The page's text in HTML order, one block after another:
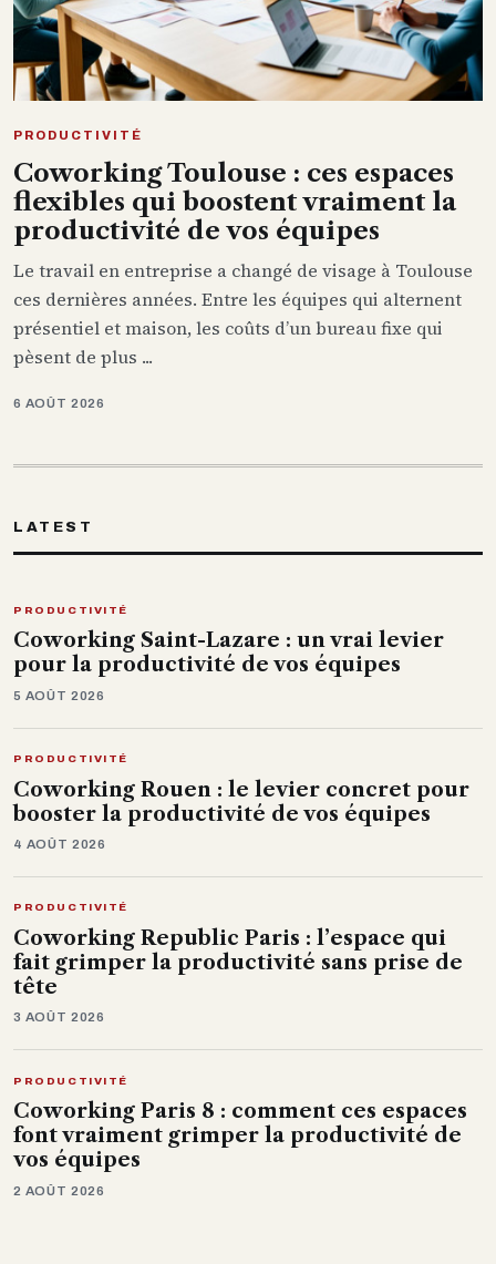
PRODUCTIVITÉ
Coworking Toulouse : ces espaces
flexibles qui boostent vraiment la
productivité de vos équipes
Le travail en entreprise a changé de visage à Toulouse
ces dernières années. Entre les équipes qui alternent
présentiel et maison, les coûts d’un bureau fixe qui
pèsent de plus ...
6 AOÛT 2026
LATEST
PRODUCTIVITÉ
Coworking Saint-Lazare : un vrai levier
pour la productivité de vos équipes
5 AOÛT 2026
PRODUCTIVITÉ
Coworking Rouen : le levier concret pour
booster la productivité de vos équipes
4 AOÛT 2026
PRODUCTIVITÉ
Coworking Republic Paris : l’espace qui
fait grimper la productivité sans prise de
tête
3 AOÛT 2026
PRODUCTIVITÉ
Coworking Paris 8 : comment ces espaces
font vraiment grimper la productivité de
vos équipes
2 AOÛT 2026